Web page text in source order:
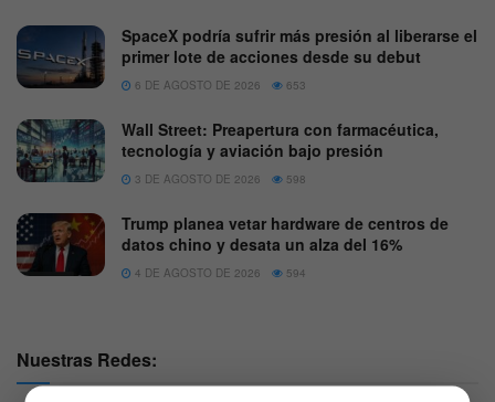
SpaceX podría sufrir más presión al liberarse el
primer lote de acciones desde su debut
6 DE AGOSTO DE 2026 653
Wall Street: Preapertura con farmacéutica,
tecnología y aviación bajo presión
3 DE AGOSTO DE 2026 598
Trump planea vetar hardware de centros de
datos chino y desata un alza del 16%
4 DE AGOSTO DE 2026 594
Nuestras Redes: